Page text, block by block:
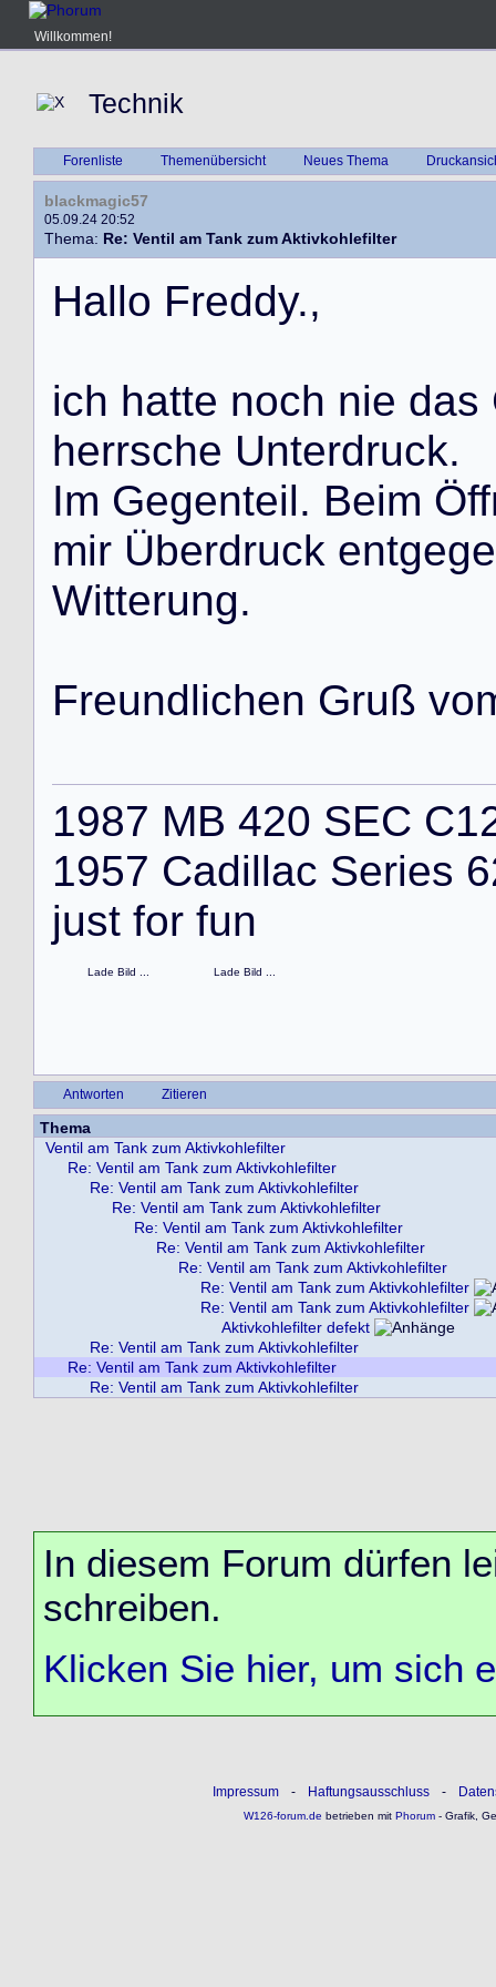
Willkommen!
Technik
Forenliste Themenübersicht Neues Thema
blackmagic57
05.09.24 20:52
Thema: Re: Ventil am Tank zum Aktivkohlefilter
Hallo Freddy.,
ich hatte noch nie das
herrsche Unterdruck.
Im Gegenteil. Beim Öff
mir Überdruck entgege
Witterung.
Freundlichen Gruß vo
1987 MB 420 SEC
1957 Cadillac Series
just for fun
Lade Bild ... Lade Bild ...
Antworten Zitieren
Thema
Ventil am Tank zum Aktivkohlefilter
Re: Ventil am Tank zum Aktivkohlefilter
Re: Ventil am Tank zum Aktivkohlefilter
Re: Ventil am Tank zum Aktivkohlefilter
Re: Ventil am Tank zum Aktivkohlefilter
Re: Ventil am Tank zum Aktivkohlefilter
Re: Ventil am Tank zum Aktivkohlefilter
Re: Ventil am Tank zum Aktivkohlefilter
Re: Ventil am Tank zum Aktivkohlefilter
Aktivkohlefilter defekt
Re: Ventil am Tank zum Aktivkohlefilter
Re: Ventil am Tank zum Aktivkohlefilter
Re: Ventil am Tank zum Aktivkohlefilter
In diesem Forum dürfen
schreiben.
Klicken Sie hier, um sich
Impressum - Haftungsausschluss -
W126-forum.de betrieben mitPhorum- Grafik,